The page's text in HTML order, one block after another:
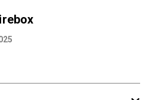
di WatchGuard è stato
per rafforzare la sicurezza
visibilità delle minacce e la